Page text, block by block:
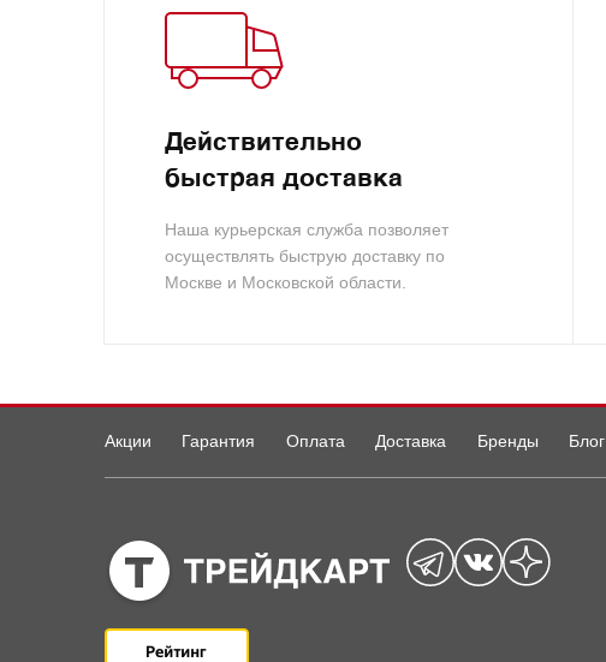
Действительно
быстрая доставка
Наша курьерская служба позволяет
осуществлять быструю доставку по
Москве и Московской области.
Акции Гарантия Оплата Доставка Бренды Блог